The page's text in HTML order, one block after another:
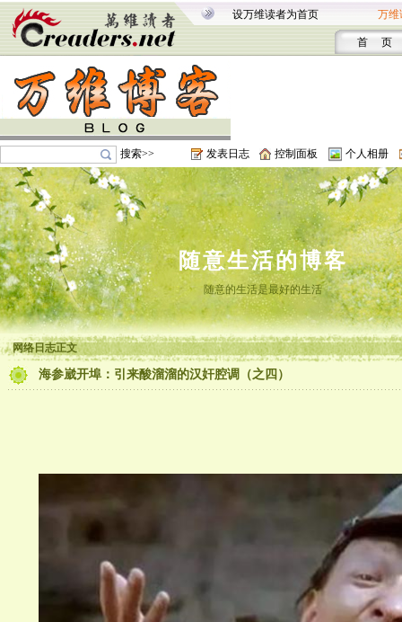
设万维读者为首页 万维
首 页
搜索>> 发表日志 控制面板 个人相册
随意生活的博客
随意的生活是最好的生活
网络日志正文
海参崴开埠：引来酸溜溜的汉奸腔调（之四）